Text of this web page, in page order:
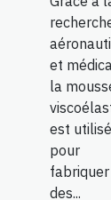
et
la
est
pour
fabriquer
des...